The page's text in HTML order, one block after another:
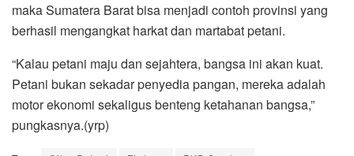
maka Sumatera Barat bisa menjadi contoh provinsi yang
berhasil mengangkat harkat dan martabat petani.
“Kalau petani maju dan sejahtera, bangsa ini akan kuat.
Petani bukan sekadar penyedia pangan, mereka adalah
motor ekonomi sekaligus benteng ketahanan bangsa,”
pungkasnya.(yrp)